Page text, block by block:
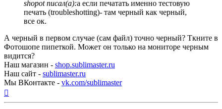
shopot писал(а):а если печатать именно тестовую
печать (troubleshotting)- там черный как черный,
все ок.
А черный в первом случае (сам файл) точно черный? Ткните в
Фотошопе пипеткой. Может он только на мониторе черным
видится?
Наш магазин - shop.sublimaster.ru
Наш сайт - sublimaster.ru
Мы ВКонтакте - vk.com/sublimaster